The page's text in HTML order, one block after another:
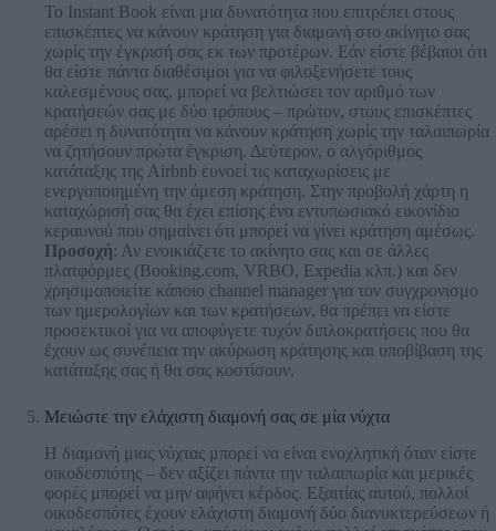
Το Instant Book είναι μια δυνατότητα που επιτρέπει στους
επισκέπτες να κάνουν κράτηση για διαμονή στο ακίνητο σας
χωρίς την έγκρισή σας εκ των προτέρων. Εάν είστε βέβαιοι ότι
θα είστε πάντα διαθέσιμοι για να φιλοξενήσετε τους
καλεσμένους σας, μπορεί να βελτιώσει τον αριθμό των
κρατήσεών σας με δύο τρόπους – πρώτον, στους επισκέπτες
αρέσει η δυνατότητα να κάνουν κράτηση χωρίς την ταλαιπωρία
να ζητήσουν πρώτα έγκριση. Δεύτερον, ο αλγόριθμος
κατάταξης της Airbnb ευνοεί τις καταχωρίσεις με
ενεργοποιημένη την άμεση κράτηση. Στην προβολή χάρτη η
καταχώρισή σας θα έχει επίσης ένα εντυπωσιακό εικονίδιο
κεραυνού που σημαίνει ότι μπορεί να γίνει κράτηση αμέσως.
Προσοχή: Αν ενοικιάζετε το ακίνητο σας και σε άλλες
πλατφόρμες (Booking.com, VRBO, Expedia κλπ.) και δεν
χρησιμοποιείτε κάποιο channel manager για τον συγχρονισμο
των ημερολογίων και των κρατήσεων, θα πρέπει να είστε
προσεκτικοί για να αποφύγετε τυχόν διπλοκρατήσεις που θα
έχουν ως συνέπεια την ακύρωση κράτησης και υποβίβαση της
κατάταξης σας ή θα σας κοστίσουν.
Μειώστε την ελάχιστη διαμονή σας σε μία νύχτα
Η διαμονή μιας νύχτας μπορεί να είναι ενοχλητική όταν είστε
οικοδεσπότης – δεν αξίζει πάντα την ταλαιπωρία και μερικές
φορές μπορεί να μην αφήνει κέρδος. Εξαιτίας αυτού, πολλοί
οικοδεσπότες έχουν ελάχιστη διαμονή δύο διανυκτερεύσεων ή